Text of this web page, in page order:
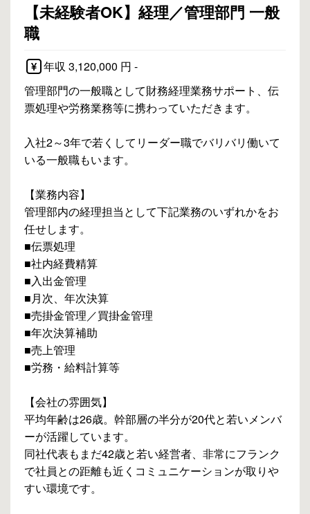
【未経験者OK】経理／管理部門 一般
職
年収 3,120,000 円 -
管理部門の一般職として財務経理業務サポート、伝
票処理や労務業務等に携わっていただきます。
入社2～3年で若くしてリーダー職でバリバリ働いて
いる一般職もいます。
【業務内容】
管理部内の経理担当として下記業務のいずれかをお
任せします。
■伝票処理
■社内経費精算
■入出金管理
■月次、年次決算
■売掛金管理／買掛金管理
■年次決算補助
■売上管理
■労務・給料計算等
【会社の雰囲気】
平均年齢は26歳。幹部層の半分が20代と若いメンバ
ーが活躍しています。
同社代表もまだ42歳と若い経営者、非常にフランク
で社員との距離も近くコミュニケーションが取りや
すい環境です。